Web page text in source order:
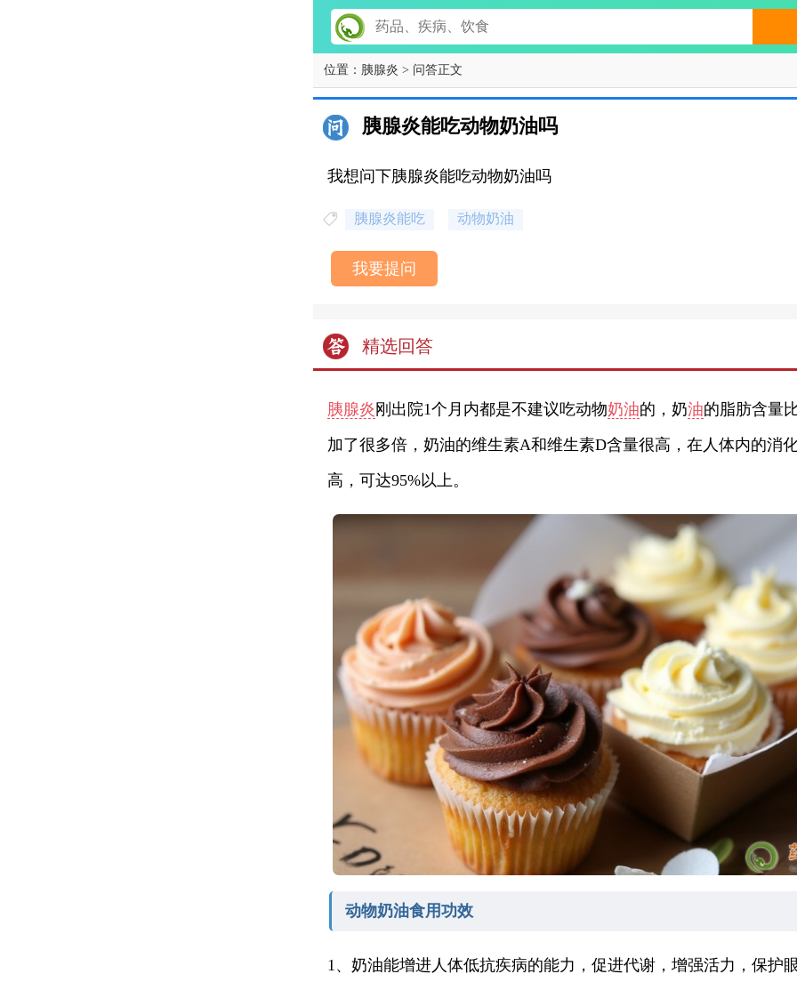
位置： 胰腺炎 > 问答正文
胰腺炎能吃动物奶油吗
我想问下胰腺炎能吃动物奶油吗
胰腺炎能吃 动物奶油
我要提问
精选回答
胰腺炎 刚出院1个月内都是不建议吃动物奶油的，奶油的脂肪含量
加了很多倍，奶油的维生素A和维生素D含量很高，在人体内的消
高，可达95%以上。
动物奶油食用功效
1、奶油能增进人体低抗疾病的能力，促进代谢，增强活力，保护